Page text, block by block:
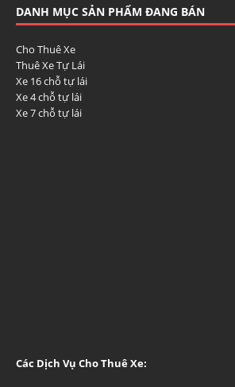
DANH MỤC SẢN PHẨM ĐANG BÁN
Cho Thuê Xe
Thuê Xe Tự Lái
Xe 16 chỗ tự lái
Xe 4 chỗ tự lái
Xe 7 chỗ tự lái
Các Dịch Vụ Cho Thuê Xe: